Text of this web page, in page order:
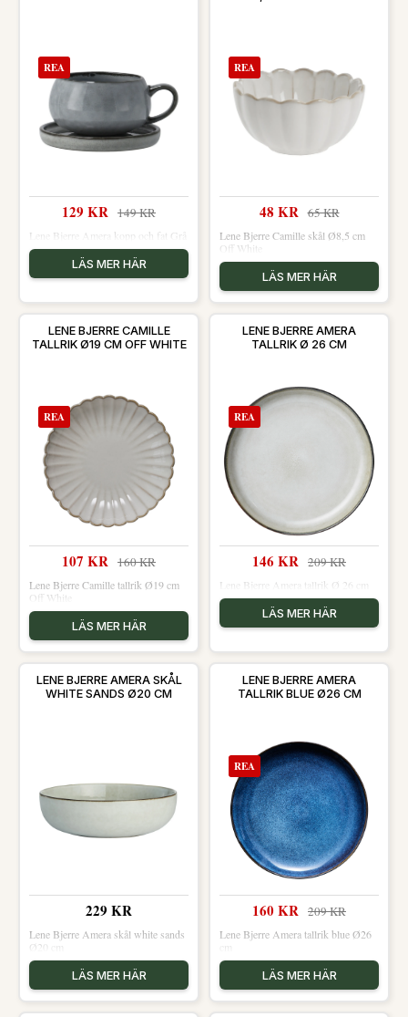
REA
129 KR 149 KR
Lene Bjerre Amera kopp och fat Grå
LÄS MER HÄR
REA
48 KR 65 KR
Lene Bjerre Camille skål Ø8,5 cm
Off White
LÄS MER HÄR
LENE BJERRE CAMILLE
TALLRIK Ø19 CM OFF WHITE
REA
107 KR 160 KR
Lene Bjerre Camille tallrik Ø19 cm
Off White
LÄS MER HÄR
LENE BJERRE AMERA
TALLRIK Ø 26 CM
REA
146 KR 209 KR
Lene Bjerre Amera tallrik Ø 26 cm
LÄS MER HÄR
LENE BJERRE AMERA SKÅL
WHITE SANDS Ø20 CM
229 KR
Lene Bjerre Amera skål white sands
Ø20 cm
LÄS MER HÄR
LENE BJERRE AMERA
TALLRIK BLUE Ø26 CM
REA
160 KR 209 KR
Lene Bjerre Amera tallrik blue Ø26
cm
LÄS MER HÄR